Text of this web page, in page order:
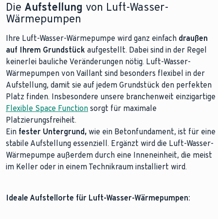
Die Aufstellung von Luft-Wasser-
Wärmepumpen
Ihre Luft-Wasser-Wärmepumpe wird ganz einfach draußen
auf Ihrem Grundstück aufgestellt. Dabei sind in der Regel
keinerlei bauliche Veränderungen nötig. Luft-Wasser-
Wärmepumpen von Vaillant sind besonders flexibel in der
Aufstellung, damit sie auf jedem Grundstück den perfekten
Platz finden. Insbesondere unsere branchenweit einzigartige
Flexible Space Function sorgt für maximale
Platzierungsfreiheit.
Ein fester Untergrund, wie ein Betonfundament, ist für eine
stabile Aufstellung essenziell. Ergänzt wird die Luft-Wasser-
Wärmepumpe außerdem durch eine Inneneinheit, die meist
im Keller oder in einem Technikraum installiert wird.
Ideale Aufstellorte für Luft-Wasser-Wärmepumpen: